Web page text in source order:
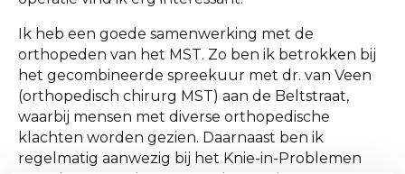
Ik heb een goede samenwerking met de
orthopeden van het MST. Zo ben ik betrokken bij
het gecombineerde spreekuur met dr. van Veen
(orthopedisch chirurg MST) aan de Beltstraat,
waarbij mensen met diverse orthopedische
klachten worden gezien. Daarnaast ben ik
regelmatig aanwezig bij het Knie-in-Problemen